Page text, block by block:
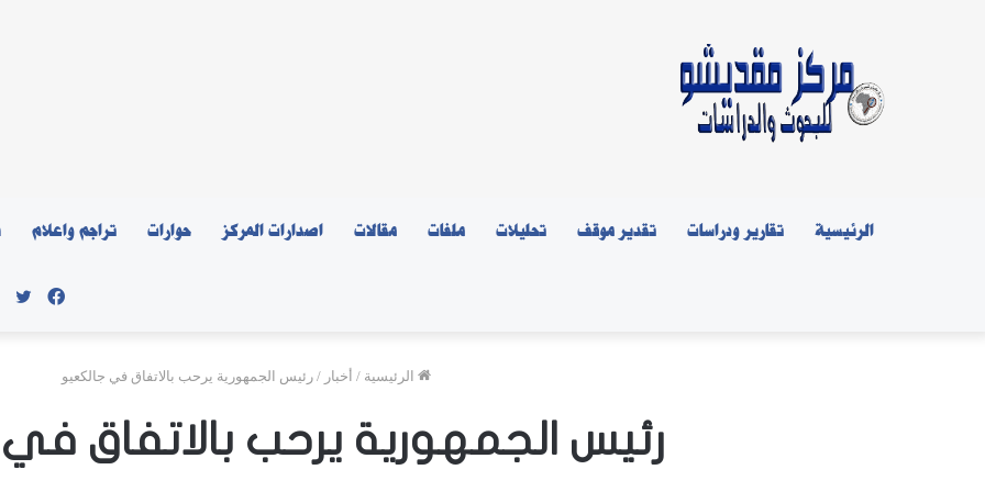
الرئيسية تقارير ودراسات تقدير موقف تحليلات ملفات مقالات اصدارات المركز حوارات تراجم واعلام
الرئيسية / أخبار / رئيس الجمهورية يرحب بالاتفاق في جالكعيو
رئيس الجمهورية يرحب بالاتفاق